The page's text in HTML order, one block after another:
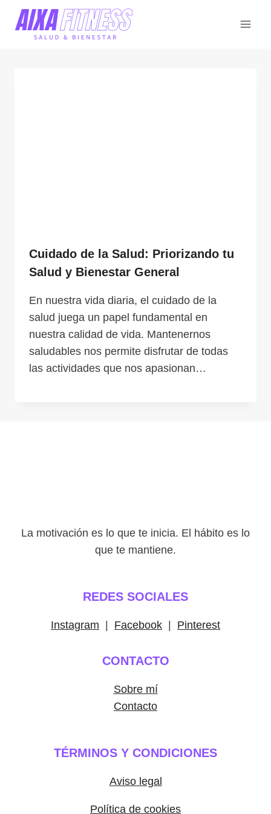
Saltar
contenido
Cuidado de la Salud: Priorizando tu
Salud y Bienestar General
En nuestra vida diaria, el cuidado de la
salud juega un papel fundamental en
nuestra calidad de vida. Mantenernos
saludables nos permite disfrutar de todas
las actividades que nos apasionan…
La motivación es lo que te inicia. El hábito es lo
que te mantiene.
REDES SOCIALES
Instagram Facebook Pinterest
CONTACTO
Sobre mí
Contacto
TÉRMINOS Y CONDICIONES
Aviso legal
Política de cookies